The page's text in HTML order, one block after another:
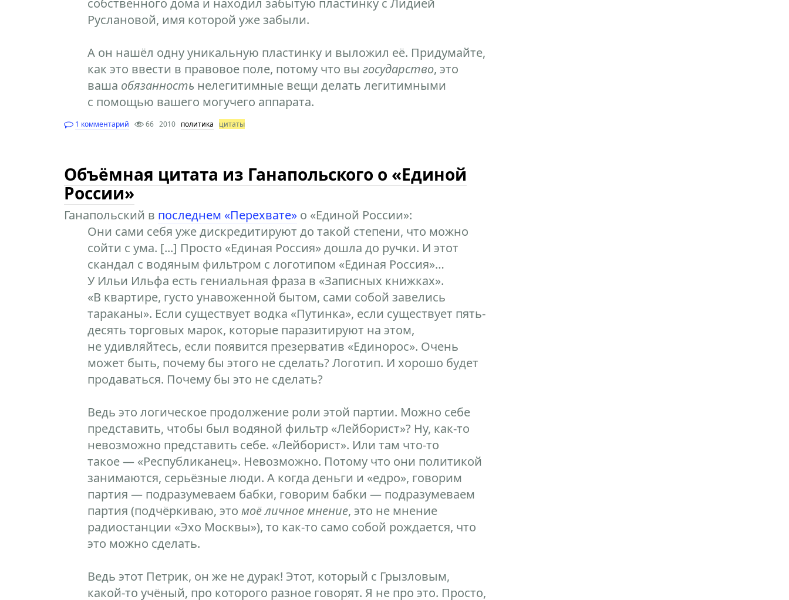
собственного дома и находил забытую пластинку с Лидией
Руслановой, имя которой уже забыли.
А он нашёл одну уникальную пластинку и выложил её. Придумайте,
как это ввести в правовое поле, потому что вы государство, это
ваша обязанностьнелегитимные вещи делать легитимными
с помощью вашего могучего аппарата.
1 комментарий 66 2010 политика цитаты
Объёмная цитата из Ганапольского о «Единой
России»
Ганапольский в последнем «Перехвате»о «Единой России»:
Они сами себя уже дискредитируют до такой степени, что можно
сойти с ума. [...] Просто «Единая Россия» дошла до ручки. И этот
скандал с водяным фильтром с логотипом «Единая Россия»…
У Ильи Ильфа есть гениальная фраза в «Записных книжках».
«В квартире, густо унавоженной бытом, сами собой завелись
тараканы». Если существует водка «Путинка», если существует пять-
десять торговых марок, которые паразитируют на этом,
не удивляйтесь, если появится презерватив «Единорос». Очень
может быть, почему бы этого не сделать? Логотип. И хорошо будет
продаваться. Почему бы это не сделать?
Ведь это логическое продолжение роли этой партии. Можно себе
представить, чтобы был водяной фильтр «Лейборист»? Ну, как-то
невозможно представить себе. «Лейборист». Или там что-то
такое — «Республиканец». Невозможно. Потому что они политикой
занимаются, серьёзные люди. А когда деньги и «едро», говорим
партия — подразумеваем бабки, говорим бабки — подразумеваем
партия (подчёркиваю, это моё личное мнение, это не мнение
радиостанции «Эхо Москвы»), то как-то само собой рождается, что
это можно сделать.
Ведь этот Петрик, он же не дурак! Этот, который с Грызловым,
какой-то учёный, про которого разное говорят. Я не про это. Просто,